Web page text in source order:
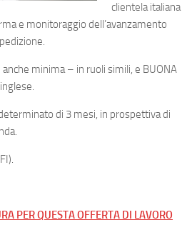
clientela italiana
e monitoraggio dell’avanzamento
anche minima – in ruoli simili, e BUONA
di 3 mesi, in prospettiva di
PER QUESTA OFFERTA DI LAVORO